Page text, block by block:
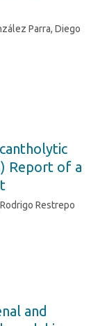
Parra, Diego
Report of a
Restrepo
and